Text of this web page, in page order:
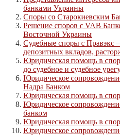
банками Украины
Споры со Старокиевским
Решение споров с VAB
Восточной Украины
Судебные споры с Правэкс
депозитных вкладов,
Юридическая помощь в
до судебное и судебное
Юридическое
Надра Банком
Юридическая помощь в
Юридическое
банком
Юридическая помощь в
Юридическое